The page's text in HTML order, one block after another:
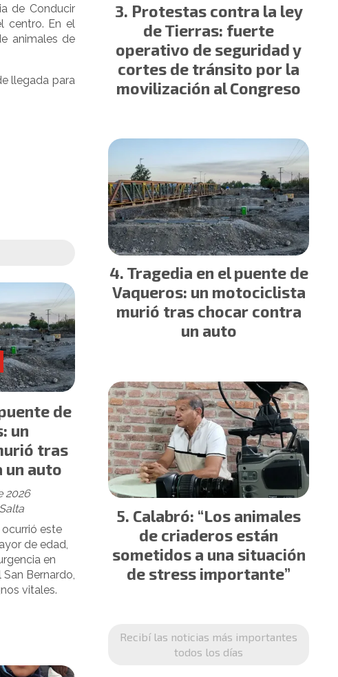
de Conducir
centro. En el
animales de
llegada para
de
un
tras
un auto
2026
este
de edad,
en
Bernardo,
vitales.
Protestas contra la ley
de Tierras: fuerte
operativo de seguridad y
cortes de tránsito por la
movilización al Congreso
Tragedia en el puente de
Vaqueros: un motociclista
murió tras chocar contra
un auto
Calabró: “Los animales
de criaderos están
sometidos a una situación
de stress importante”
Recibí las noticias más importantes
todos los días